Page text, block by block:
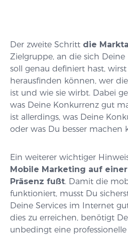
Der zweite Schritt die
Zielgruppe, an die sich
soll genau definiert hast,
herausfinden können, wer
ist und wie sie wirbt. Dabei
was Deine Konkurrenz gut
ist allerdings, was Deine
oder was Du besser machen
Ein weiterer wichtiger
Mobile Marketing auf
Präsenz fußt. Damit die
funktioniert, musst Du
Deine Services im Internet
dies zu erreichen, benötigt
unbedingt eine professionelle